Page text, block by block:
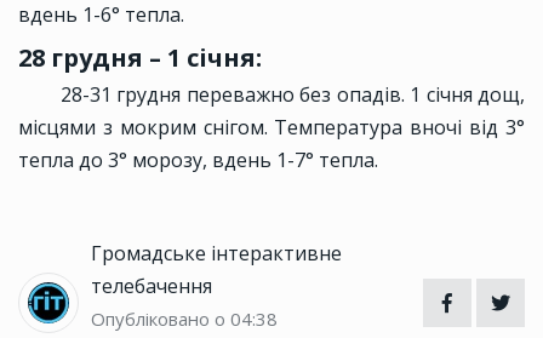
вдень 1-6° тепла.
28 грудня – 1 січня:
28-31 грудня переважно без опадів. 1 січня дощ,
місцями з мокрим снігом. Температура вночі від 3°
тепла до 3° морозу, вдень 1-7° тепла.
Громадське інтерактивне
телебачення
Опубліковано о 04:38